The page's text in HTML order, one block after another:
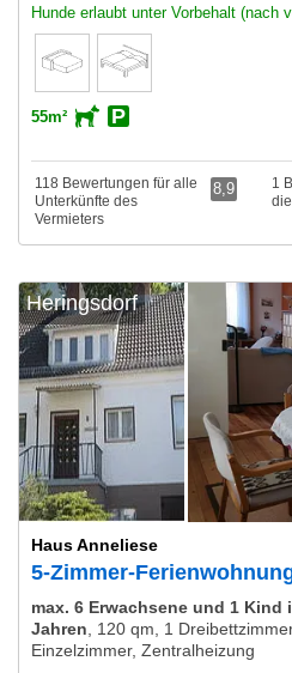
Hunde erlaubt unter Vorbehalt (nach
55m²
118 Bewertungen für alle
Unterkünfte des
Vermieters
8,9
1
Heringsdorf
Haus Anneliese
5-Zimmer-
max. 6 Erwachsene und 1 Kind
Jahren
120 qm, 1
Einzelzimmer, Zentralheizung